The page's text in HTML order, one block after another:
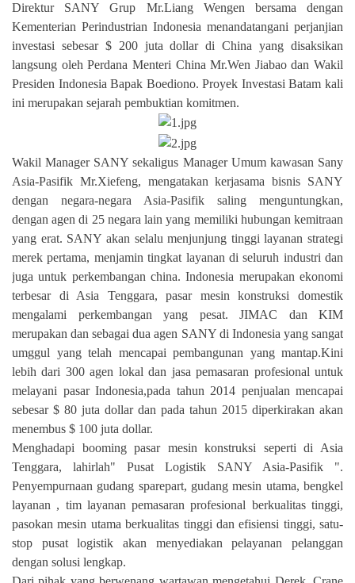
Direktur SANY Grup Mr.Liang Wengen bersama dengan
Kementerian Perindustrian Indonesia menandatangani perjanjian
investasi sebesar $ 200 juta dollar di China yang disaksikan
langsung oleh Perdana Menteri China Mr.Wen Jiabao dan Wakil
Presiden Indonesia Bapak Boediono. Proyek Investasi Batam kali
ini merupakan sejarah pembuktian komitmen.
Wakil Manager SANY sekaligus Manager Umum kawasan Sany
Asia-Pasifik Mr.Xiefeng, mengatakan kerjasama bisnis SANY
dengan negara-negara Asia-Pasifik saling menguntungkan,
dengan agen di 25 negara lain yang memiliki hubungan kemitraan
yang erat. SANY akan selalu menjunjung tinggi layanan strategi
merek pertama, menjamin tingkat layanan di seluruh industri dan
juga untuk perkembangan china. Indonesia merupakan ekonomi
terbesar di Asia Tenggara, pasar mesin konstruksi domestik
mengalami perkembangan yang pesat. JIMAC dan KIM
merupakan dan sebagai dua agen SANY di Indonesia yang sangat
umggul yang telah mencapai pembangunan yang mantap.Kini
lebih dari 300 agen lokal dan jasa pemasaran profesional untuk
melayani pasar Indonesia,pada tahun 2014 penjualan mencapai
sebesar $ 80 juta dollar dan pada tahun 2015 diperkirakan akan
menembus $ 100 juta dollar.
Menghadapi booming pasar mesin konstruksi seperti di Asia
Tenggara, lahirlah" Pusat Logistik SANY Asia-Pasifik ".
Penyempurnaan gudang sparepart, gudang mesin utama, bengkel
layanan , tim layanan pemasaran profesional berkualitas tinggi,
pasokan mesin utama berkualitas tinggi dan efisiensi tinggi, satu-
stop pusat logistik akan menyediakan pelayanan pelanggan
dengan solusi lengkap.